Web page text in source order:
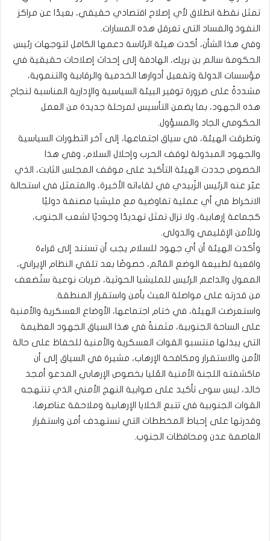
تمثل نقطة انطلاق لأي إصلاح اقتصادي حقيقي، بعيدًا عن مراكز
النفوذ والفساد التي تعرقل هذه المسارات.
وفي هذا الشأن، أكدت هيئة الرئاسة دعمها الكامل لتوجهات رئيس
الحكومة سالم بن بريك، الهادفة إلى إحداث إصلاحات حقيقية في
مؤسسات الدولة وتفعيل أدوارها الخدمية والرقابية والتنموية،
مشددةً على ضرورة توفير البيئة السياسية والإدارية المناسبة لنجاح
هذه الجهود، بما يضمن التأسيس لمرحلة جديدة من العمل
الحكومي الجاد والمسؤول.
وتطرقت الهيئة، في سياق اجتماعها، إلى آخر التطورات السياسية
والجهود المبذولة لوقف الحرب وإحلال السلام، وفي هذا
الخصوص جددت الهيئة التأكيد على موقف المجلس الثابت، الذي
عبّر عنه الرئيس الزُبيدي في لقاءاته الأخيرة، والمتمثل في استحالة
الانخراط في أي عملية تفاوضية مع مليشيا مصنفة دوليًا
كجماعة إرهابية، ولا تزال تمثل تهديدًا وجوديًا لشعب الجنوب،
وللأمن الإقليمي والدولي.
وأكدت الهيئة أن أي جهود للسلام يجب أن تستند إلى قراءة
واقعية لطبيعة الوضع القائم، خصوصًا بعد تلقي النظام الإيراني،
الممول والداعم الرئيس للمليشيا الحوثية، ضربات نوعية ستُضعف
من قدرته على مواصلة العبث بأمن واستقرار المنطقة.
واستعرضت الهيئة، في ختام اجتماعها، الأوضاع العسكرية والأمنية
على الساحة الجنوبية، مثمنةً في هذا السياق الجهود العظيمة
التي يبذلها منتسبو القوات العسكرية والأمنية للحفاظ على حالة
الأمن والاستقرار ومكافحة الإرهاب، مشيرة في السياق إلى أن
ماكشفته اللجنة الأمنية العُليا بخصوص الإرهابي المدعو أمجد
خالد، ليس سوى تأكيد على صوابية النهج الأمني الذي تنتهجه
القوات الجنوبية في تتبع الخلايا الإرهابية وملاحقة عناصرها،
وقدرتها على إحباط المخططات التي تستهدف أمن واستقرار
العاصمة عدن ومحافظات الجنوب.